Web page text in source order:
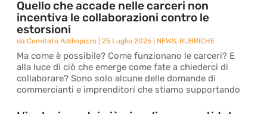
Quello che accade nelle carceri non
incentiva le collaborazioni contro le
estorsioni
daComitato Addiopizzo |25 Luglio 2026 NEWS, RUBRICHE
Ma come è possibile? Come funzionano le carceri? E
alla luce di ciò che emerge come fate a chiederci di
collaborare? Sono solo alcune delle domande di
commercianti e imprenditori che stiamo supportando